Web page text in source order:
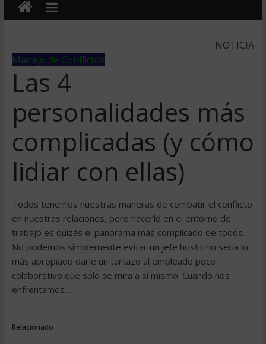
NOTICIA
Manejo de Conflictos
Las 4
personalidades más
complicadas (y cómo
lidiar con ellas)
Todos tenemos nuestras maneras de combatir el conflicto
en nuestras relaciones, pero hacerlo en el entorno de
trabajo es quizás el panorama más complicado de todos.
No podemos simplemente evitar un jefe hostil; no sería lo
más apropiado darle un tartazo al empleado poco
colaborativo que solo se mira a sí mismo. Cuando nos
enfrentamos…
Relacionado